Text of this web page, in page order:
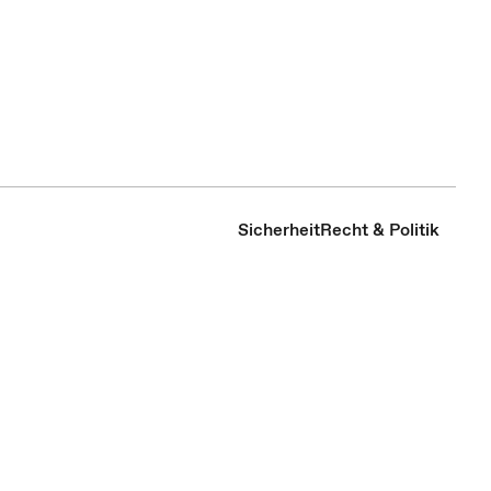
SicherheitRecht & Politik